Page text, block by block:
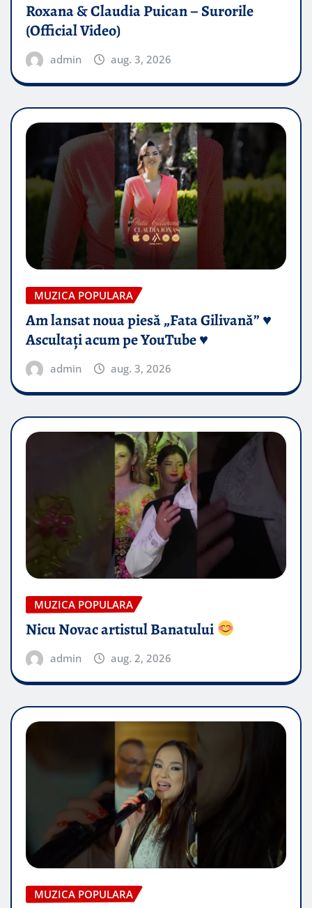
Roxana & Claudia Puican – Surorile
(Official Video)
admin aug. 3, 2026
MUZICA POPULARA
Am lansat noua piesă „Fata Gilivană” ♥️
Ascultați acum pe YouTube ♥️
admin aug. 3, 2026
MUZICA POPULARA
Nicu Novac artistul Banatului
admin aug. 2, 2026
MUZICA POPULARA